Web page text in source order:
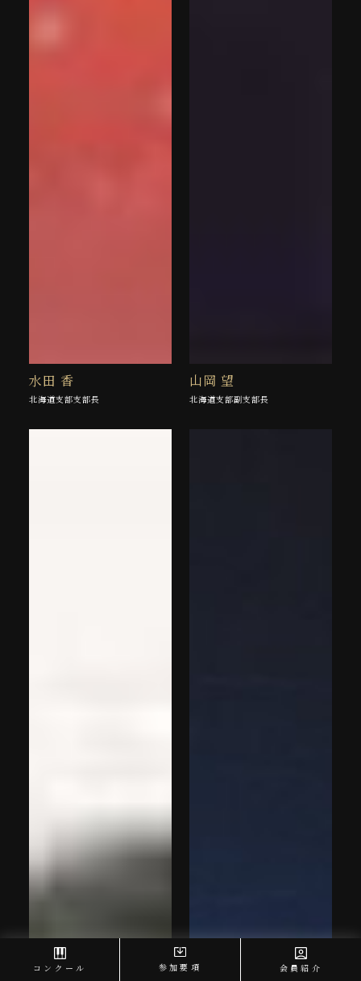
水田 香
北海道支部支部長
山岡 望
北海道支部副支部長
コンクール 参加要項 会員紹介